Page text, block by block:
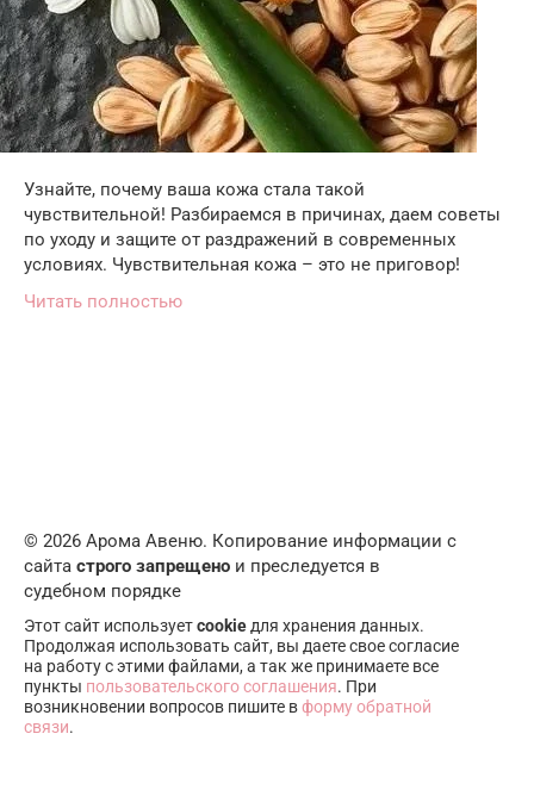
Узнайте, почему ваша кожа стала такой
чувствительной! Разбираемся в причинах, даем советы
по уходу и защите от раздражений в современных
условиях. Чувствительная кожа – это не приговор!
Читать полностью
© 2026 Арома Авеню. Копирование информации с
сайта строго запрещено и преследуется в
судебном порядке
Этот сайт используетcookie для хранения данных.
Продолжая использовать сайт, вы даете свое согласие
на работу с этими файлами, а так же принимаете все
пункты пользовательского соглашения. При
возникновении вопросов пишите вформу обратной
связи.